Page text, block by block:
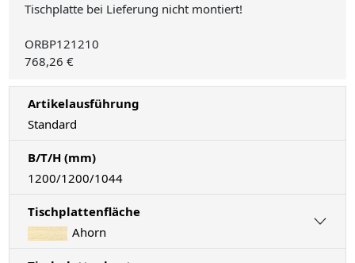
Tischplatte bei Lieferung nicht montiert!
ORBP121210
768,26 €
Artikelausführung
Standard
B/T/H (mm)
1200/1200/1044
Tischplattenfläche
Ahorn